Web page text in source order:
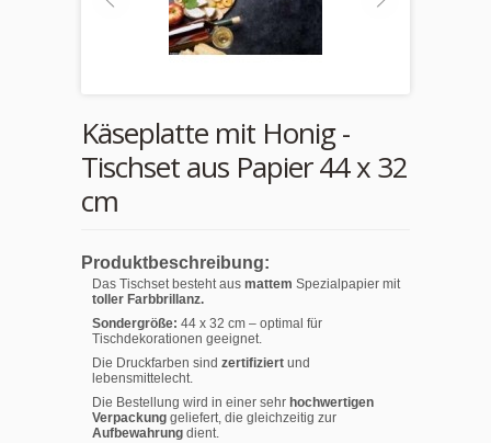
Käseplatte mit Honig -
Tischset aus Papier 44 x 32
cm
Produktbeschreibung:
Das Tischset besteht aus mattem Spezialpapier mit
toller Farbbrillanz.
Sondergröße: 44 x 32 cm – optimal für
Tischdekorationen geeignet.
Die Druckfarben sind zertifiziert und
lebensmittelecht.
Die Bestellung wird in einer sehr hochwertigen
Verpackung geliefert, die gleichzeitig zur
Aufbewahrung dient.